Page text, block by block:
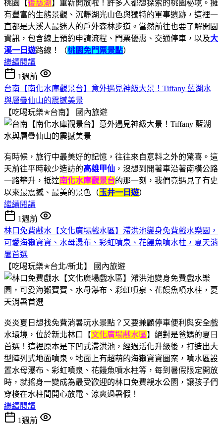
桃園【後慈湖 】重新開放啦！許多人都想探索的桃園秘境。擁
有豐富的生態景觀、沉靜湖光山色與獨特的軍事遺跡，這裡一
直都是大溪人最迷人的戶外森林步道。當然前往也要了解開園
資訊，包含線上預約申請流程、門票優惠、交通停車，以及大
溪一日遊路線！（桃園免門票景點）
繼續閱讀
1週前
台南【南化水庫觀景台】意外遇見神級大景！Tiffany 藍湖水
與層疊仙山的震撼美景
【吃喝玩樂✭台南】
國內旅遊
有時候，旅行中最美好的記憶，往往來自意料之外的驚喜。這
天前往平時較少造訪的高雄甲仙 ，沒想到開著車沿著南橫公路
一路攀升，抵達南化水庫觀景台的那一刻，我們竟遇見了有史
以來最震撼、最美的景色（玉井一日遊）
繼續閱讀
1週前
林口免費戲水【文化廣場戲水區】滯洪池變身免費戲水樂園，
可愛海獺寶寶、水母瀑布、彩虹噴泉、花饅魚噴水柱，夏天消
暑首選
【吃喝玩樂✭台北/新北】
國內旅遊
炎炎夏日想找免費消暑玩水景點？又要兼顧停車便利與安全戲
水環境，位於新北林口【文化廣場戲水區】絕對是爸媽的夏日
首選！這裡原本是下凹式滯洪池，經過活化升級後，打造出大
型陣列式地面噴泉。地面上有超萌的海獺寶寶圖案，噴水區設
置水母瀑布、彩虹噴泉、花饅魚噴水柱等，每到暑假限定開放
時，就搖身一變成為最受歡迎的林口免費親水公園，讓孩子們
穿梭在水柱間開心放電、涼爽過暑假！
繼續閱讀
1週前